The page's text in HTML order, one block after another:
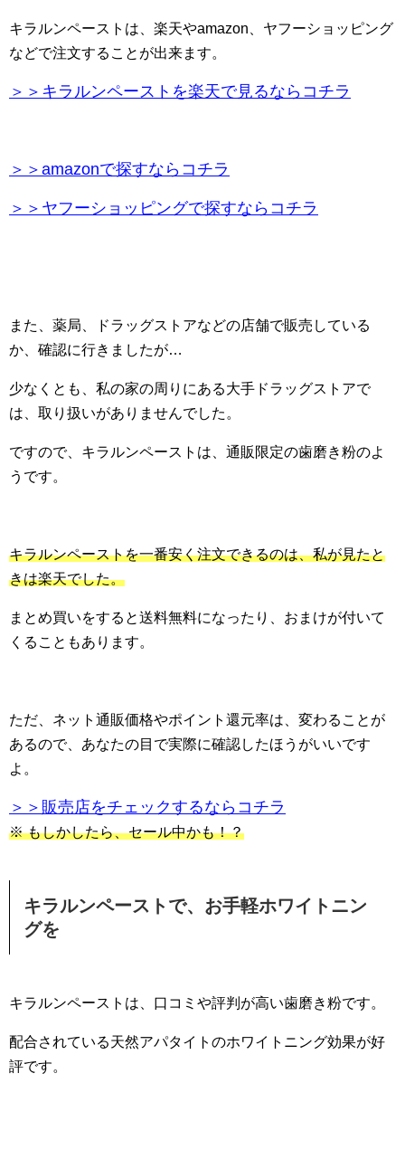
キラルンペーストは、楽天やamazon、ヤフーショッピング
などで注文することが出来ます。
＞＞キラルンペーストを楽天で見るならコチラ
＞＞amazonで探すならコチラ
＞＞ヤフーショッピングで探すならコチラ
また、薬局、ドラッグストアなどの店舗で販売している
か、確認に行きましたが…
少なくとも、私の家の周りにある大手ドラッグストアで
は、取り扱いがありませんでした。
ですので、キラルンペーストは、通販限定の歯磨き粉のよ
うです。
キラルンペーストを一番安く注文できるのは、私が見たと
きは楽天でした。
まとめ買いをすると送料無料になったり、おまけが付いて
くることもあります。
ただ、ネット通販価格やポイント還元率は、変わることが
あるので、あなたの目で実際に確認したほうがいいです
よ。
＞＞販売店をチェックするならコチラ
※ もしかしたら、セール中かも！？
キラルンペーストで、お手軽ホワイトニン
グを
キラルンペーストは、口コミや評判が高い歯磨き粉です。
配合されている天然アパタイトのホワイトニング効果が好
評です。